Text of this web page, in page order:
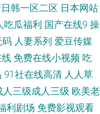
野吉依 成人深夜在线观看
国产日产综合 大香蕉伊人
天青草 91中文熟女 欧美
观看视频入口 东京热美女
韩一区二区 日本网站
吃瓜福利 国产在线9 操
码 人妻系列 爱豆传媒
免费在线小视频 吃
91社在线高清 人人草
人三级成人三级 欧美老
利剧场 免费影视观看